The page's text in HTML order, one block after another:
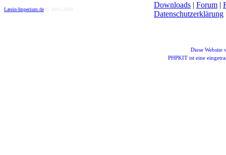
Latein-Imperium.de © 2011-2019
Downloads | Forum |
Datenschutzerklärung
Diese Website
PHPKIT ist eine